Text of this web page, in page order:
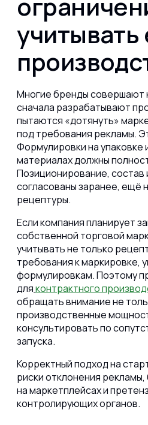
Многие бренды совершают
сначала разрабатывают
пытаются «дотянуть»
под требования рекламы.
Формулировки на упаковке
материалах должны
Позиционирование, состав
согласованы заранее, ещё
рецептуры.
Если компания планирует
собственной торговой
учитывать не только
требования к маркировке,
формулировкам. Поэтому
дляконтрактного
обращать внимание не
производственные
консультировать по
запуска.
Корректный подход на
риски отклонения
на маркетплейсах и
контролирующих органов.